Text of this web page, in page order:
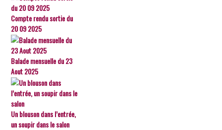
Compte rendu sortie du
20 09 2025
Balade mensuelle du 23
Aout 2025
Un blouson dans l’entrée,
un soupir dans le salon